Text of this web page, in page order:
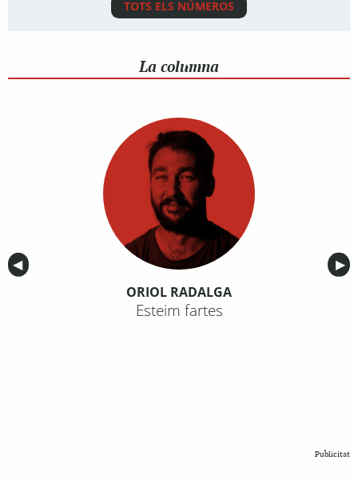
TOTS ELS NÚMEROS
La columna
Anterior
◀︎ ▶︎
ORIOL RADALGA
Esteim fartes
Publicitat